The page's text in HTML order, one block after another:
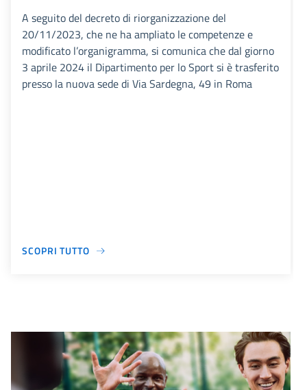
A seguito del decreto di riorganizzazione del
20/11/2023, che ne ha ampliato le competenze e
modificato l’organigramma, si comunica che dal giorno
3 aprile 2024 il Dipartimento per lo Sport si è trasferito
presso la nuova sede di Via Sardegna, 49 in Roma
SCOPRI TUTTO